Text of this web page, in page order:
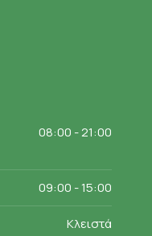
08:00 - 21:00
09:00 - 15:00
Κλειστά